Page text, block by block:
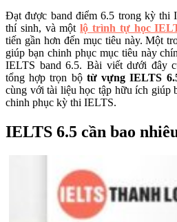
Đạt được band điểm 6.5 trong kỳ thi
thí sinh, và mộtlộ trình tự học
tiến gần hơn đến mục tiêu này. Một
giúp bạn chinh phục mục tiêu này
IELTS band 6.5. Bài viết dưới đây
tổng hợp trọn bộ từ vựng IELTS
cùng với tài liệu học tập hữu ích giúp
chinh phục kỳ thi IELTS.
IELTS 6.5 cần bao